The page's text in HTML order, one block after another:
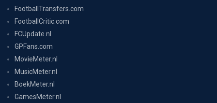
FootballTransfers.com
FootballCritic.com
FCUpdate.nl
GPFans.com
MovieMeter.nl
MusicMeter.nl
BoekMeter.nl
GamesMeter.nl